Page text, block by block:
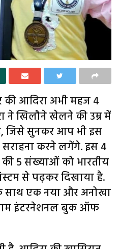
की आदिरा अभी महज 4
ने खिलौने खेलने की उम्र में
जिसे सुनकर आप भी इस
सराहना करने लगेंगे. इस 4
5 संख्याओं को भारतीय
से पढ़कर दिखाया है.
साथ एक नया और अनोखा
नाम इंटरनेशनल बुक ऑफ